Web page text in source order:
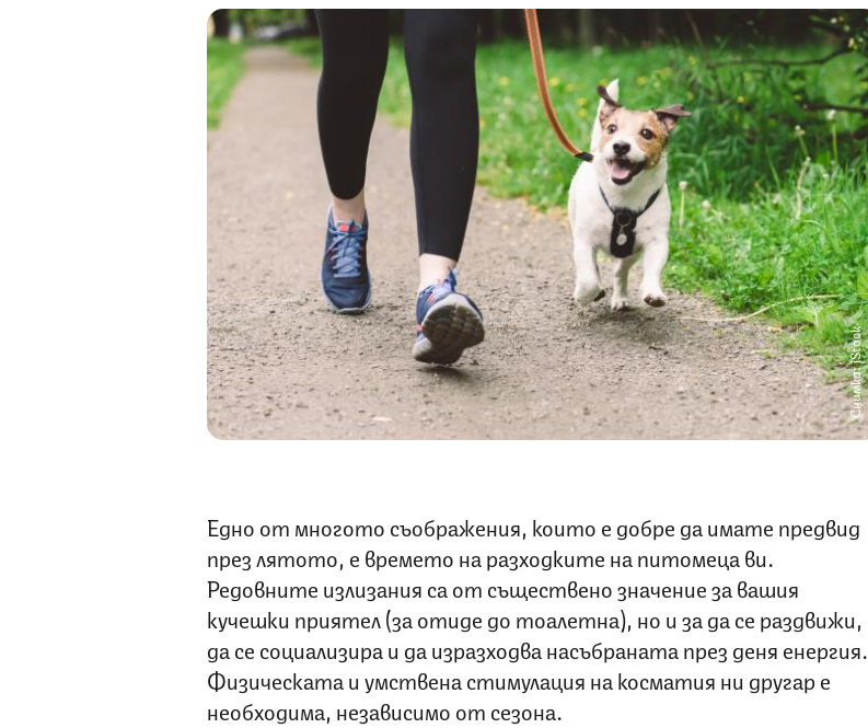
Снимка: iStock
Едно от многото съображения, които е добре да имате предвид
през лятото, е времето на разходките на питомеца ви.
Редовните излизания са от съществено значение за вашия
кучешки приятел (за отиде до тоалетна), но и за да се раздвижи,
да се социализира и да изразходва насъбраната през деня енергия.
Физическата и умствена стимулация на косматия ни другар е
необходима, независимо от сезона.